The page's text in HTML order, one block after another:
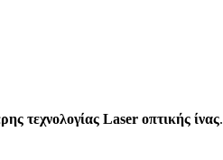
τεχνολογίας Laser οπτικής ίνας.